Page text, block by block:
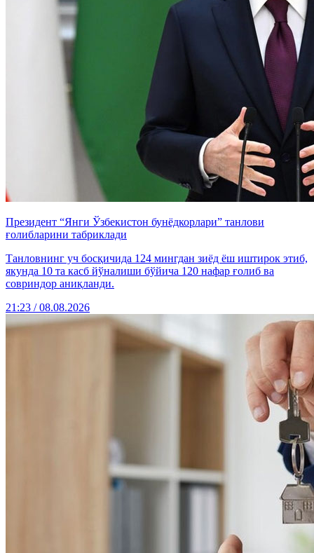
Президент “Янги Ўзбекистон бунёдкорлари” танлови
ғолибларини табриклади
Танловнинг уч босқичида 124 мингдан зиёд ёш иштирок этиб,
якунда 10 та касб йўналиши бўйича 120 нафар ғолиб ва
совриндор аниқланди.
21:23 / 08.08.2026